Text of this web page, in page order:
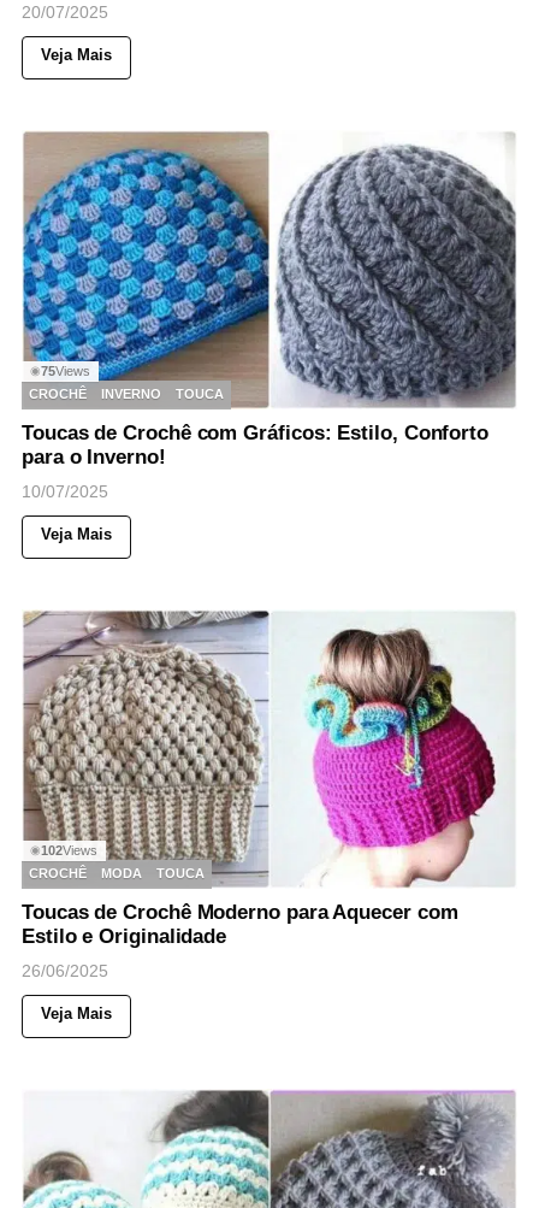
20/07/2025
Veja Mais
◉75Views
CROCHÊ
INVERNO TOUCA
Toucas de Crochê com Gráficos: Estilo, Conforto
para o Inverno!
10/07/2025
Veja Mais
◉102Views
CROCHÊ
MODA TOUCA
Toucas de Crochê Moderno para Aquecer com
Estilo e Originalidade
26/06/2025
Veja Mais